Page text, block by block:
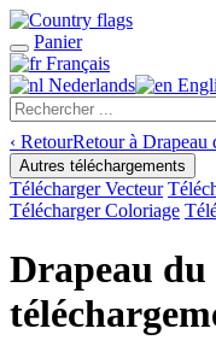
Panier
Français
Nederlands
‹ RetourRetour à Drapeau
Autres téléchargements
Télécharger Vecteur
Télécharger Coloriage
Drapeau du